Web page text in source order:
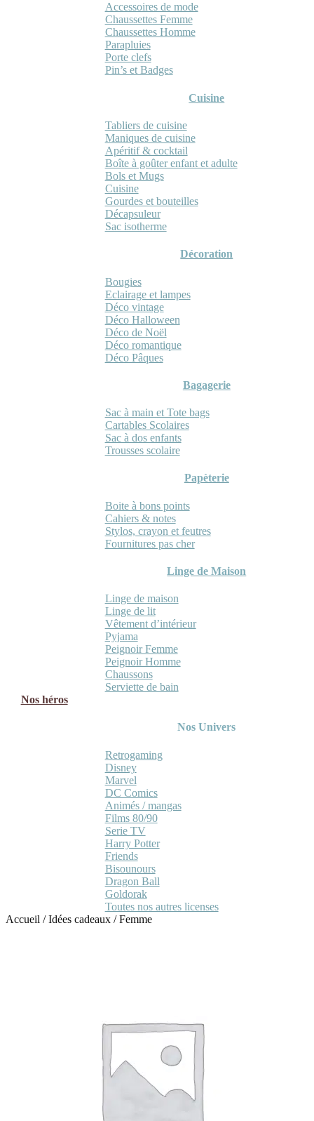
Accessoires de mode
Chaussettes Femme
Chaussettes Homme
Parapluies
Porte clefs
Pin’s et Badges
Cuisine
Tabliers de cuisine
Maniques de cuisine
Apéritif & cocktail
Boîte à goûter enfant et adulte
Bols et Mugs
Cuisine
Gourdes et bouteilles
Décapsuleur
Sac isotherme
Décoration
Bougies
Eclairage et lampes
Déco vintage
Déco Halloween
Déco de Noël
Déco romantique
Déco Pâques
Bagagerie
Sac à main et Tote bags
Cartables Scolaires
Sac à dos enfants
Trousses scolaire
Papèterie
Boite à bons points
Cahiers & notes
Stylos, crayon et feutres
Fournitures pas cher
Linge de Maison
Linge de maison
Linge de lit
Vêtement d’intérieur
Pyjama
Peignoir Femme
Peignoir Homme
Chaussons
Serviette de bain
Nos héros
Nos Univers
Retrogaming
Disney
Marvel
DC Comics
Animés / mangas
Films 80/90
Serie TV
Harry Potter
Friends
Bisounours
Dragon Ball
Goldorak
Toutes nos autres licenses
Accueil /Idées cadeaux /Femme